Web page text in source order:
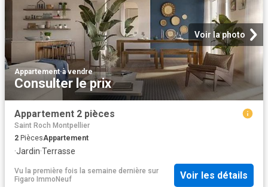
Voir la photo
Appartement·à vendre
Consulter le prix
Appartement 2 pièces
Saint Roch Montpellier
2 PiècesAppartement
·Jardin·Terrasse
Vu la première fois la semaine dernière sur
Figaro ImmoNeuf
Voir les détails